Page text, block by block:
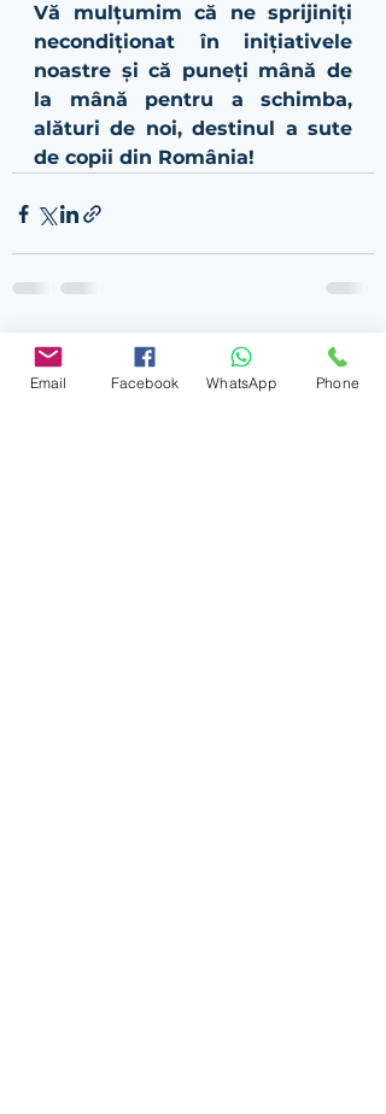
Vă mulțumim că ne sprijiniți
necondiționat în inițiativele
noastre și că puneți mână de
la mână pentru a schimba,
alături de noi, destinul a sute
de copii din România!
Postări recente Afișează-le pe toate
Email Facebook WhatsApp Phone